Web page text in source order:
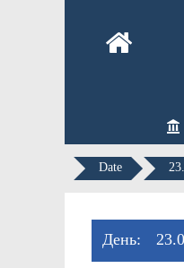
Date
День: